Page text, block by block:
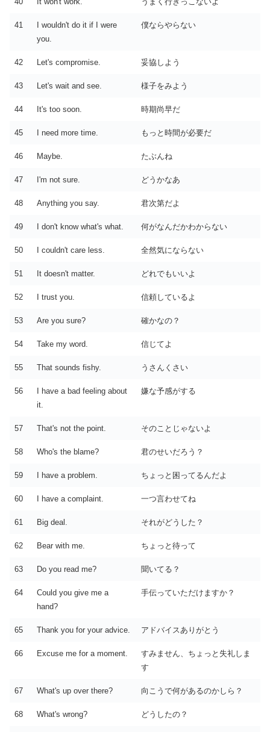
41
I wouldn't do it if I were
you.
僕ならやらない
42 Let's compromise. 妥協しよう
43 Let's wait and see. 様子をみよう
44 It's too soon. 時期尚早だ
45 I need more time. もっと時間が必要だ
46 Maybe. たぶんね
47 I'm not sure. どうかなあ
48 Anything you say. 君次第だよ
49 I don't know what's what. 何がなんだかわからない
50 I couldn't care less. 全然気にならない
51 It doesn't matter. どれでもいいよ
52 I trust you. 信頼しているよ
53 Are you sure? 確かなの？
54 Take my word. 信じてよ
55 That sounds fishy. うさんくさい
56
I have a bad feeling about
it.
嫌な予感がする
57 That's not the point. そのことじゃないよ
58 Who's the blame? 君のせいだろう？
59 I have a problem. ちょっと困ってるんだよ
60 I have a complaint. 一つ言わせてね
61 Big deal. それがどうした？
62 Bear with me. ちょっと待って
63 Do you read me? 聞いてる？
64
Could you give me a
hand?
手伝っていただけますか？
65 Thank you for your advice. アドバイスありがとう
66 Excuse me for a moment.
すみません、ちょっと失礼しま
す
67 What's up over there? 向こうで何があるのかしら？
68 What's wrong? どうしたの？